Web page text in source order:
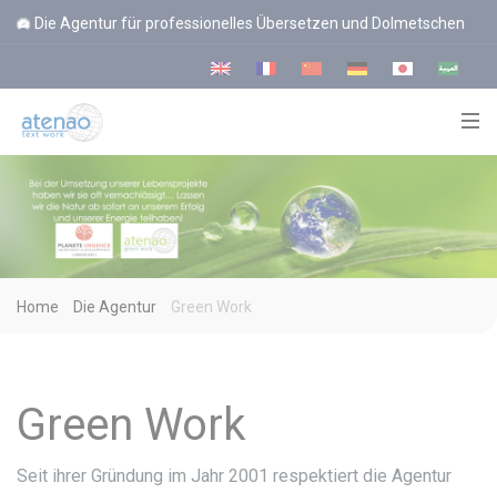
Die Agentur für professionelles Übersetzen und Dolmetschen
Home Die Agentur Green Work
Green Work
Seit ihrer Gründung im Jahr 2001 respektiert die Agentur
Cookie-Einstellungen